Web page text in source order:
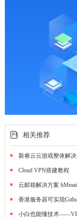
相关推荐
新睿云云游戏整体解
Cloud VPN搭建教程
云邮箱解决方案
香港服务器可实现
小白也能懂技术